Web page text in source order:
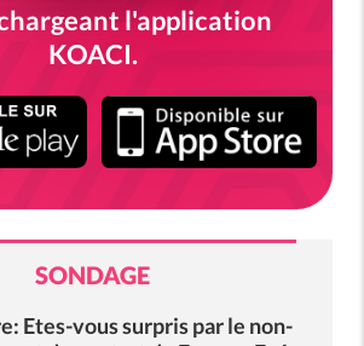
l'application
KOACI.
SONDAGE
Etes-vous surpris par le non-